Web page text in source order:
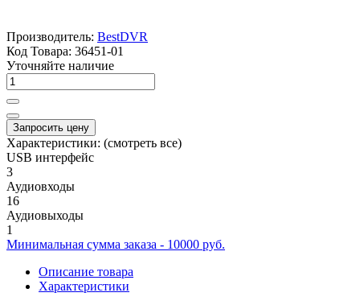
Производитель: BestDVR
Код Товара: 36451-01
Уточняйте наличие
Запросить цену
Характеристики: (смотреть все)
USB интерфейс
3
Аудиовходы
16
Аудиовыходы
1
Минимальная сумма заказа - 10000 руб.
Описание товара
Характеристики